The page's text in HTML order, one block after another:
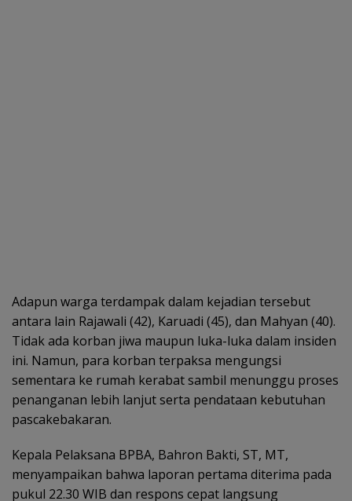
Adapun warga terdampak dalam kejadian tersebut
antara lain Rajawali (42), Karuadi (45), dan Mahyan (40).
Tidak ada korban jiwa maupun luka-luka dalam insiden
ini. Namun, para korban terpaksa mengungsi
sementara ke rumah kerabat sambil menunggu proses
penanganan lebih lanjut serta pendataan kebutuhan
pascakebakaran.
Kepala Pelaksana BPBA, Bahron Bakti, ST, MT,
menyampaikan bahwa laporan pertama diterima pada
pukul 22.30 WIB dan respons cepat langsung